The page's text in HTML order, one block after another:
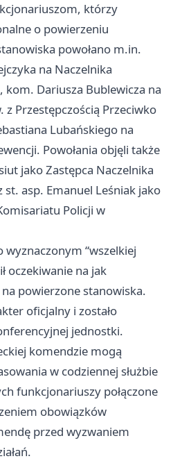
którzy
o powierzeniu
powołano m.in.
na Naczelnika
kom. Dariusza Bublewicza na
z Przestępczością Przeciwko
Lubańskiego na
Powołania objęli także
jako Zastępca Naczelnika
st. asp. Emanuel Leśniak jako
Policji w
wyznaczonym “wszelkiej
oczekiwanie na jak
powierzone stanowiska.
oficjalny i zostało
jednostki.
komendzie mogą
w codziennej służbie
funkcjonariuszy połączone
obowiązków
przed wyzwaniem